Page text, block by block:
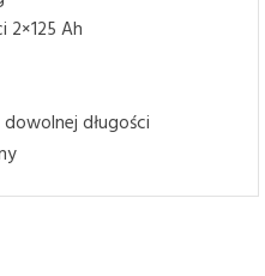
Ah
długości